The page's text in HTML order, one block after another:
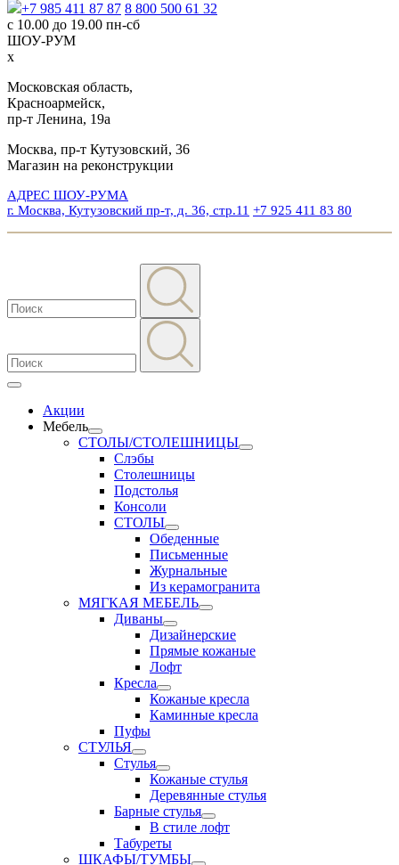
+7 985 411 87 87 8 800 500 61 32
с 10.00 до 19.00 пн-сб
ШОУ-РУМ
x
Московская область,
Красноармейск,
пр-т Ленина, 19а
Москва, пр-т Кутузовский, 36
Магазин на реконструкции
АДРЕС ШОУ-РУМА
г. Москва, Кутузовский пр-т, д. 36, стр.11 +7 925 411 83 80
Акции
Мебель
СТОЛЫ/СТОЛЕШНИЦЫ
Слэбы
Столешницы
Подстолья
Консоли
СТОЛЫ
Обеденные
Письменные
Журнальные
Из керамогранита
МЯГКАЯ МЕБЕЛЬ
Диваны
Дизайнерские
Прямые кожаные
Лофт
Кресла
Кожаные кресла
Каминные кресла
Пуфы
СТУЛЬЯ
Стулья
Кожаные стулья
Деревянные стулья
Барные стулья
В стиле лофт
Табуреты
ШКАФЫ/ТУМБЫ